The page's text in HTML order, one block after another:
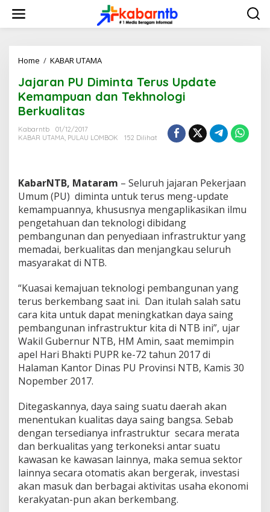
w
Home / KABAR UTAMA
j
a
r
P
m
n
t
a
T
e
r
u
U
p
d
a
t
e
K
e
p
u
a
d
a
n
T
e
k
Jajaran PU Diminta Terus Update
Kemampuan dan Tekhnologi
Berkualitas
Kabarntb
01/12/2017
KABAR UTAMA, PULAU LOMBOK 152 Dilihat
KabarNTB, Mataram – Seluruh jajaran Pekerjaan
Umum (PU) diminta untuk terus meng-update
kemampuannya, khususnya mengaplikasikan ilmu
pengetahuan dan teknologi dibidang
pembangunan dan penyediaan infrastruktur yang
memadai, berkualitas dan menjangkau seluruh
masyarakat di NTB.
“Kuasai kemajuan teknologi pembangunan yang
terus berkembang saat ini. Dan itulah salah satu
cara kita untuk dapat meningkatkan daya saing
pembangunan infrastruktur kita di NTB ini”, ujar
Wakil Gubernur NTB, HM Amin, saat memimpin
apel Hari Bhakti PUPR ke-72 tahun 2017 di
Halaman Kantor Dinas PU Provinsi NTB, Kamis 30
Nopember 2017.
Ditegaskannya, daya saing suatu daerah akan
menentukan kualitas daya saing bangsa. Sebab
dengan tersedianya infrastruktur secara merata
dan berkualitas yang terkoneksi antar suatu
kawasan ke kawasan lainnya, maka semua sektor
lainnya secara otomatis akan bergerak, investasi
akan masuk dan berbagai aktivitas usaha ekonomi
kerakyatan-pun akan berkembang.